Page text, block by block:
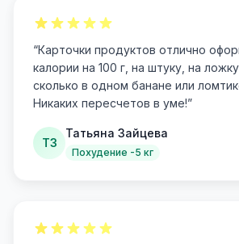
“Карточки продуктов отлично
калории на 100 г, на штуку, на
сколько в одном банане или
Никаких пересчетов в уме!”
ТЗ
Татьяна Зайцева
Похудение -5 кг